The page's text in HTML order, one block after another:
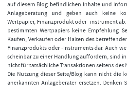
auf diesem Blog befindlichen Inhalte und
Anlageberatung und geben auch keine
Wertpapier, Finanzprodukt oder -instrument
bestimmten Wertpapiers keine Empfehlung
Kaufen, Verkaufen oder Halten des
Finanzprodukts oder -instruments dar. Auch
scheinbar zu einer Handlung auffordern, sind
nicht für tatsächliche Transaktionen seitens
Die Nutzung dieser Seite/Blog kann nicht die
anerkannten Anlageberater ersetzen. Denken